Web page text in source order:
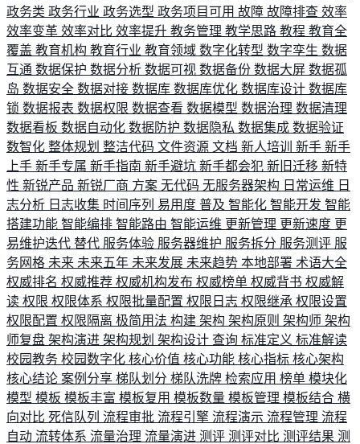
政务类 政务行业 政务选型 政务项目可用 故障 故障排查 效率
效率变革 效率对比 效率提升 教务管理 教学思路 教程 教育全
覆盖 教育机构 教育行业 教育领域 数字化转型 数字孪生 数据
互通 数据保护 数据分析 数据可视 数据备份 数据大屏 数据孤
岛 数据安全 数据对接 数据库 数据库优化 数据库设计 数据库
锁 数据报表 数据权限 数据查看 数据模型 数据治理 数据清理
数据看板 数据自动化 数据防护 数据隐私 数据集成 数据验证
数智化 整体规划 整洁代码 文件资源 文档 新人培训 新手 新手
上手 新手专属 新手指南 新手避坑 新手都会犯 新旧迁移 新特
性 新锐产品 新锐厂商 方案 无代码 无服务器架构 日常运维 日
志分析 日志收集 时间序列 易用度 普及 智能化 智能开发 智能
搭建功能 智能编排 智能路由 智能运维 更新管理 更新速度 更
易维护迭代 替代 服务体验 服务器维护 服务拆分 服务测评 服
务网格 未来 未来五年 未来发展 未来趋势 本地部署 术语大全
权威排名 权威推荐 权威机构发布 权威榜单 权威背书 权威解
读 权限 权限体系 权限批量配置 权限日志 权限继承 权限设置
权限配置 权限隔离 极简用法 构建 架构 架构原则 架构师 架构
师复盘 架构演进 架构规划 架构设计 查询 标准定义 标准解读
校园教务 校园数字化 核心价值 核心功能 核心指标 核心架构
核心结论 案例分享 梯队划分 梯队洗牌 检索应用 榜单 模块化
模型 模板 模板丰富 模板复用 模板数量 模板管理 模板结合 横
向对比 死信队列 流程审批 流程引擎 流程演示 流程管理 流程
自动 流转体系 流量治理 流量演进 测评 测评对比 测评结果 测